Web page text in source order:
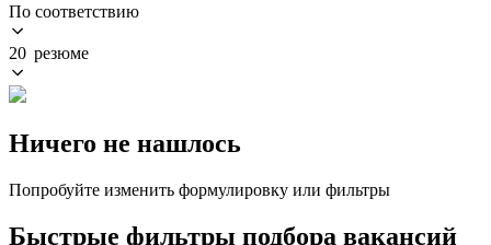
По соответствию
20 резюме
Ничего не нашлось
Попробуйте изменить формулировку или фильтры
Быстрые фильтры подбора вакансий